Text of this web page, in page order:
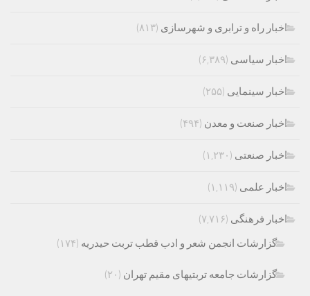
اخبار راه و ترابری و شهرسازی (۸۱۳)
اخبار سیاسی (۶,۳۸۹)
اخبار سینمایی (۲۵۵)
اخبار صنعت و معدن (۴۹۴)
اخبار صنعتی (۱,۲۳۰)
اخبار علمی (۱,۱۱۹)
اخبار فرهنگی (۷,۷۱۶)
گزارشات انجمن شعر و ادب قطب تربت حیدریه (۱۷۴)
گزارشات جامعه تربتیهای مقیم تهران (۲۰)